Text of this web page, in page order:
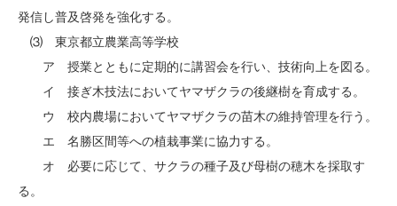
発信し普及啓発を強化する。
⑶ 東京都立農業高等学校
ア 授業とともに定期的に講習会を行い、技術向上を図る。
イ 接ぎ木技法においてヤマザクラの後継樹を育成する。
ウ 校内農場においてヤマザクラの苗木の維持管理を行う。
エ 名勝区間等への植栽事業に協力する。
オ 必要に応じて、サクラの種子及び母樹の穂木を採取す
る。